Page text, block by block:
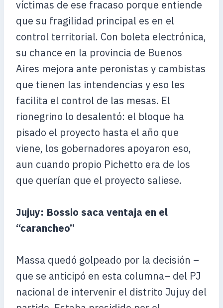
víctimas de ese fracaso porque entiende
que su fragilidad principal es en el
control territorial. Con boleta electrónica,
su chance en la provincia de Buenos
Aires mejora ante peronistas y cambistas
que tienen las intendencias y eso les
facilita el control de las mesas. El
rionegrino lo desalentó: el bloque ha
pisado el proyecto hasta el año que
viene, los gobernadores apoyaron eso,
aun cuando propio Pichetto era de los
que querían que el proyecto saliese.
Jujuy: Bossio saca ventaja en el
“carancheo”
Massa quedó golpeado por la decisión –
que se anticipó en esta columna– del PJ
nacional de intervenir el distrito Jujuy del